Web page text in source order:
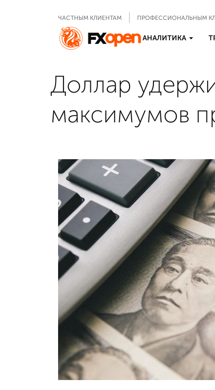
ЧАСТНЫМ КЛИЕНТАМ ПРОФЕССИОНАЛЬНЫМ
АНАЛИТИКА
Доллар
максимумов